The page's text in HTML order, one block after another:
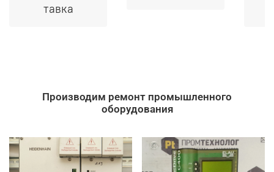
тавка
Производим ремонт промышленного
оборудования